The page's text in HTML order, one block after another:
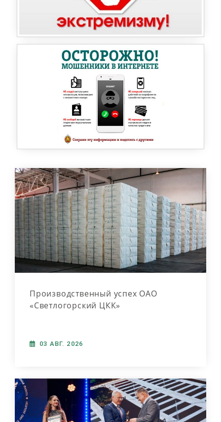
Производственный успех ОАО
«Светлогорский ЦКК»
03 АВГ. 2026